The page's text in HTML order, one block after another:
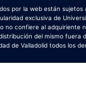
por la web están sujetos
exclusiva de
no confiere al adquiriente
del mismo fuera
de Valladolid todos los